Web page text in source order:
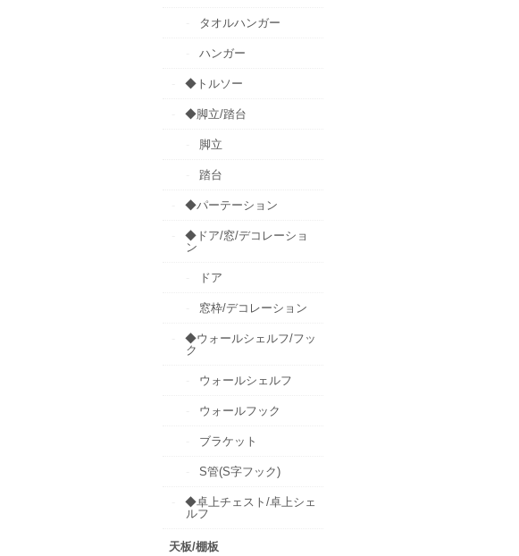
タオルハンガー
ハンガー
◆トルソー
◆脚立/踏台
脚立
踏台
◆パーテーション
◆ドア/窓/デコレーショ
ン
ドア
窓枠/デコレーション
◆ウォールシェルフ/フッ
ク
ウォールシェルフ
ウォールフック
ブラケット
S管(S字フック)
◆卓上チェスト/卓上シェ
ルフ
天板/棚板